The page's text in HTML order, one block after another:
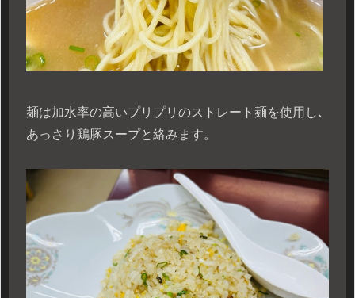
麺は加水率の高いプリプリのストレート麺を使用し､
あっさり鶏豚スープと絡みます。